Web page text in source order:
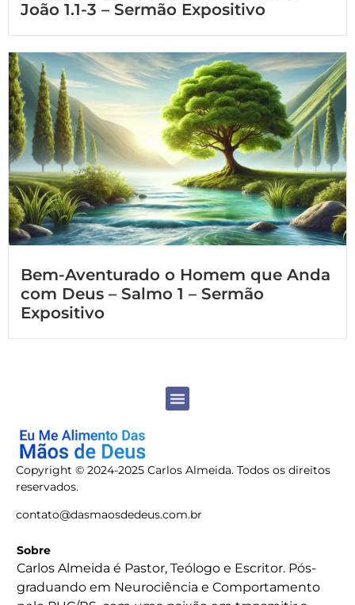
João 1.1-3 – Sermão Expositivo
Bem-Aventurado o Homem que Anda
com Deus – Salmo 1 – Sermão
Expositivo
Copyright © 2024-2025 Carlos Almeida. Todos os direitos
reservados.
contato@dasmaosdedeus.com.br
Sobre
Carlos Almeida é Pastor, Teólogo e Escritor. Pós-
graduando em Neurociência e Comportamento